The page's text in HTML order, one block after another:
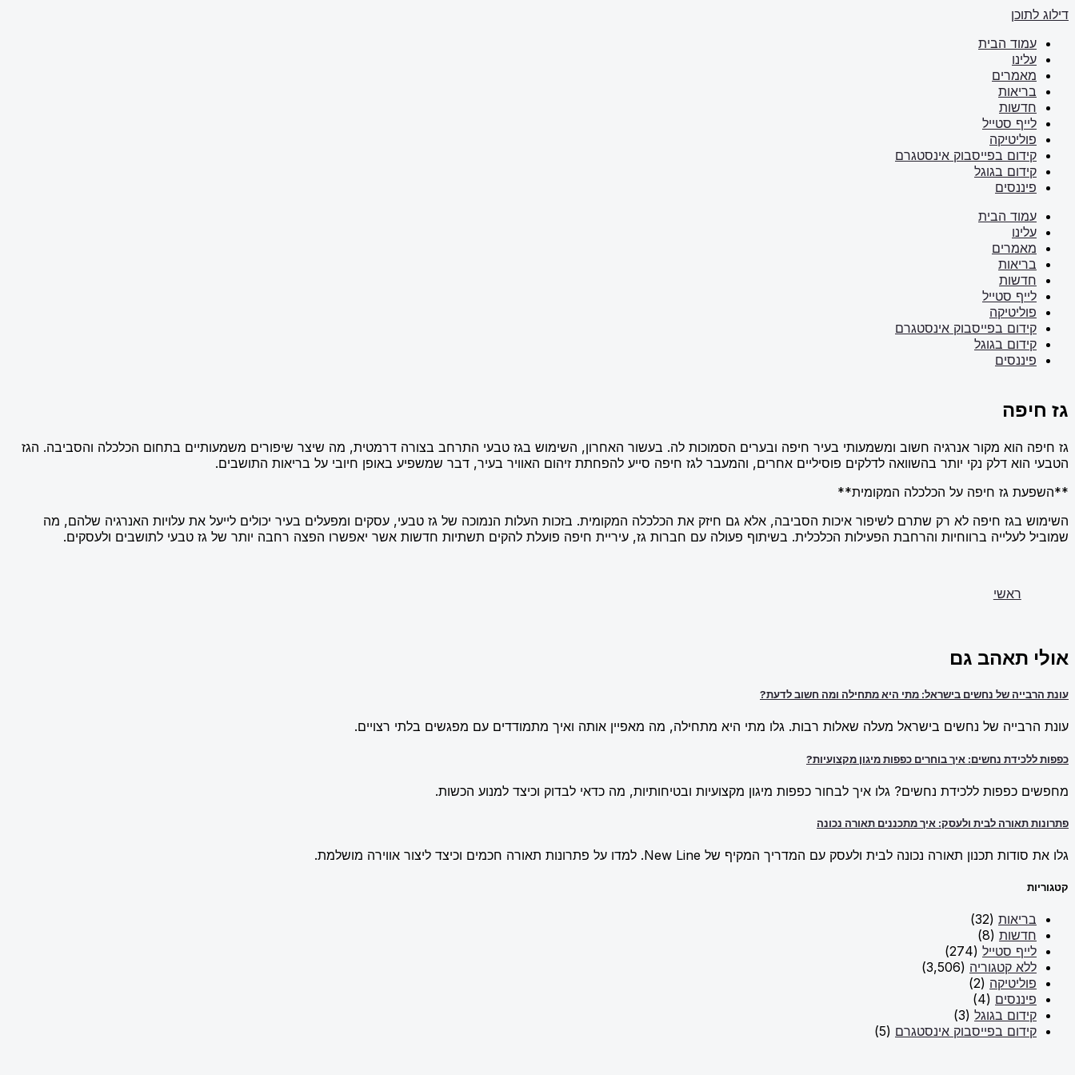
דילוג לתוכן
עמוד הבית
עלינו
מאמרים
בריאות
חדשות
לייף סטייל
פוליטיקה
קידום בפייסבוק אינסטגרם
קידום בגוגל
פיננסים
עמוד הבית
עלינו
מאמרים
בריאות
חדשות
לייף סטייל
פוליטיקה
קידום בפייסבוק אינסטגרם
קידום בגוגל
פיננסים
גז חיפה
גז חיפה הוא מקור אנרגיה חשוב ומשמעותי בעיר חיפה ובערים הסמוכות לה. בעשור האחרון, השימוש בגז טבעי התרחב בצורה דרמטית, מה שיצר שיפורים משמעותיים בתחום הכלכלה והסביבה. הגז
הטבעי הוא דלק נקי יותר בהשוואה לדלקים פוסיליים אחרים, והמעבר לגז חיפה סייע להפחתת זיהום האוויר בעיר, דבר שמשפיע באופן חיובי על בריאות התושבים.
**השפעת גז חיפה על הכלכלה המקומית**
השימוש בגז חיפה לא רק שתרם לשיפור איכות הסביבה, אלא גם חיזק את הכלכלה המקומית. בזכות העלות הנמוכה של גז טבעי, עסקים ומפעלים בעיר יכולים לייעל את עלויות האנרגיה שלהם, מה
שמוביל לעלייה ברווחיות והרחבת הפעילות הכלכלית. בשיתוף פעולה עם חברות גז, עיריית חיפה פועלת להקים תשתיות חדשות אשר יאפשרו הפצה רחבה יותר של גז טבעי לתושבים ולעסקים.
ראשי
אולי תאהב גם
עונת הרבייה של נחשים בישראל: מתי היא מתחילה ומה חשוב לדעת?
עונת הרבייה של נחשים בישראל מעלה שאלות רבות. גלו מתי היא מתחילה, מה מאפיין אותה ואיך מתמודדים עם מפגשים בלתי רצויים.
כפפות ללכידת נחשים: איך בוחרים כפפות מיגון מקצועיות?
מחפשים כפפות ללכידת נחשים? גלו איך לבחור כפפות מיגון מקצועיות ובטיחותיות, מה כדאי לבדוק וכיצד למנוע הכשות.
פתרונות תאורה לבית ולעסק: איך מתכננים תאורה נכונה
גלו את סודות תכנון תאורה נכונה לבית ולעסק עם המדריך המקיף של New Line. למדו על פתרונות תאורה חכמים וכיצד ליצור אווירה מושלמת.
קטגוריות
בריאות (32)
חדשות (8)
לייף סטייל (274)
ללא קטגוריה (3,506)
פוליטיקה (2)
פיננסים (4)
קידום בגוגל (3)
קידום בפייסבוק אינסטגרם (5)